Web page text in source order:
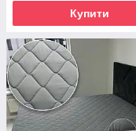
Купити